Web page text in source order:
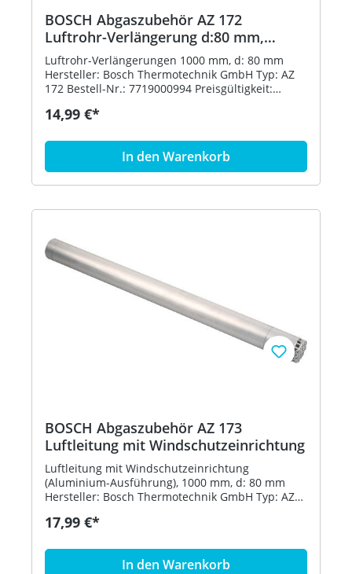
BOSCH Abgaszubehör AZ 172
Luftrohr-Verlängerung d:80 mm,
L:1000 mm
Luftrohr-Verlängerungen 1000 mm, d: 80 mm
Hersteller: Bosch Thermotechnik GmbH Typ: AZ
172 Bestell-Nr.: 7719000994 Preisgültigkeit:
14,99 €*
In den Warenkorb
BOSCH Abgaszubehör AZ 173
Luftleitung mit Windschutzeinrichtung
Luftleitung mit Windschutzeinrichtung
(Aluminium-Ausführung), 1000 mm, d: 80 mm
Hersteller: Bosch Thermotechnik GmbH Typ: AZ
01.07.2020
17,99 €*
In den Warenkorb